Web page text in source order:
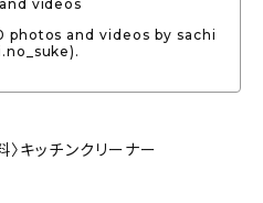
videos
photos and videos by sachi
キッチンクリーナー